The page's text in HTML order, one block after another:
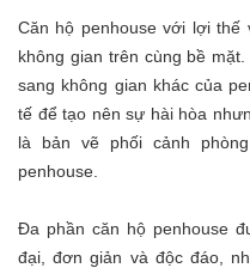
Căn hộ penhouse với lợi
không gian trên cùng bề
sang không gian khác của
tế để tạo nên sự hài hòa
là bản vẽ phối cảnh
penhouse.
Đa phần căn hộ penhouse
đại, đơn giản và độc đáo,